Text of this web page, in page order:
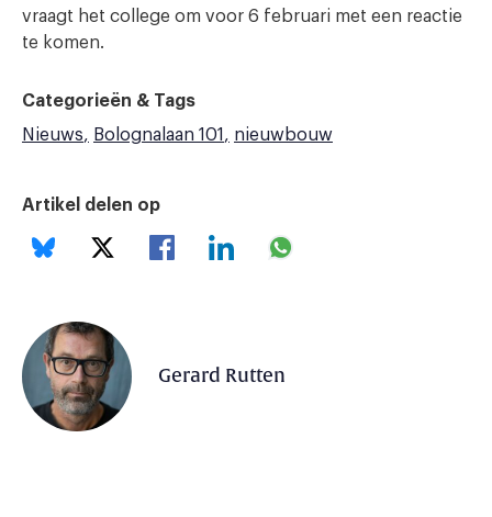
vraagt het college om voor 6 februari met een reactie
te komen.
Categorieën & Tags
Nieuws
Bolognalaan 101 nieuwbouw
Artikel delen op
Gerard Rutten